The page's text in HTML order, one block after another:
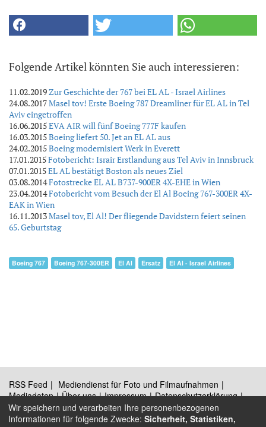
Folgende Artikel könnten Sie auch interessieren:
11.02.2019Zur Geschichte der 767 bei EL AL - Israel Airlines
24.08.2017Masel tov! Erste Boeing 787 Dreamliner für EL AL in Tel
Aviv eingetroffen
16.06.2015EVA AIR will fünf Boeing 777F kaufen
16.03.2015Boeing liefert 50. Jet an EL AL aus
24.02.2015Boeing modernisiert Werk in Everett
17.01.2015Fotobericht: Israir Erstlandung aus Tel Aviv in Innsbruck
07.01.2015EL AL bestätigt Boston als neues Ziel
03.08.2014Fotostrecke EL AL B737-900ER 4X-EHE in Wien
23.04.2014Fotobericht vom Besuch der El Al Boeing 767-300ER 4X-
EAK in Wien
16.11.2013Masel tov, El Al! Der fliegende Davidstern feiert seinen
65. Geburtstag
Boeing 767 Boeing 767-300ER El Al Ersatz El Al - Israel Airlines
RSS Feed
Mediendienst für Foto und Filmaufnahmen
Mediadaten
Über uns Impressum
Datenschutzerklärung
Kontakt
Wir speichern und verarbeiten Ihre personenbezogenen
Informationen für folgende Zwecke: Sicherheit, Statistiken,